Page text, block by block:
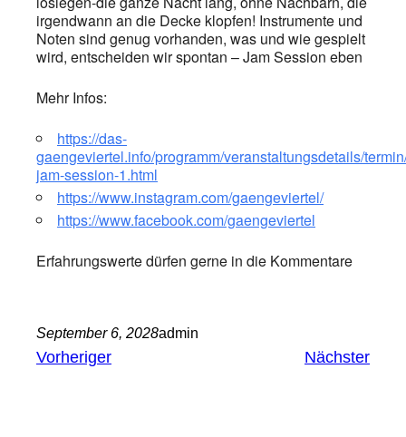
irgendwann an die Decke klopfen! Instrumente und
Noten sind genug vorhanden, was und wie gespielt
wird, entscheiden wir spontan – Jam Session eben
Mehr Infos:
https://das-
gaengeviertel.info/programm/veranstaltungsdetails/
jam-session-1.html
https://www.instagram.com/gaengeviertel/
https://www.facebook.com/gaengeviertel
Erfahrungswerte dürfen gerne in die Kommentare
September 6, 2028admin
Vorheriger Nächster